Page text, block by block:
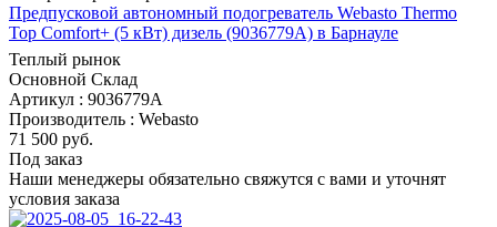
Предпусковой автономный подогреватель Webasto Thermo
Top Comfort+ (5 кВт) дизель (9036779A) в Барнауле
Теплый рынок
Основной Склад
Артикул : 9036779A
Производитель : Webasto
71 500 руб.
Под заказ
Наши менеджеры обязательно свяжутся с вами и уточнят
условия заказа